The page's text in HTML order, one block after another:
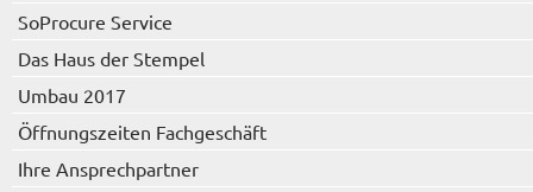
SoProcure Service
Das Haus der Stempel
Umbau 2017
Öffnungszeiten Fachgeschäft
Ihre Ansprechpartner